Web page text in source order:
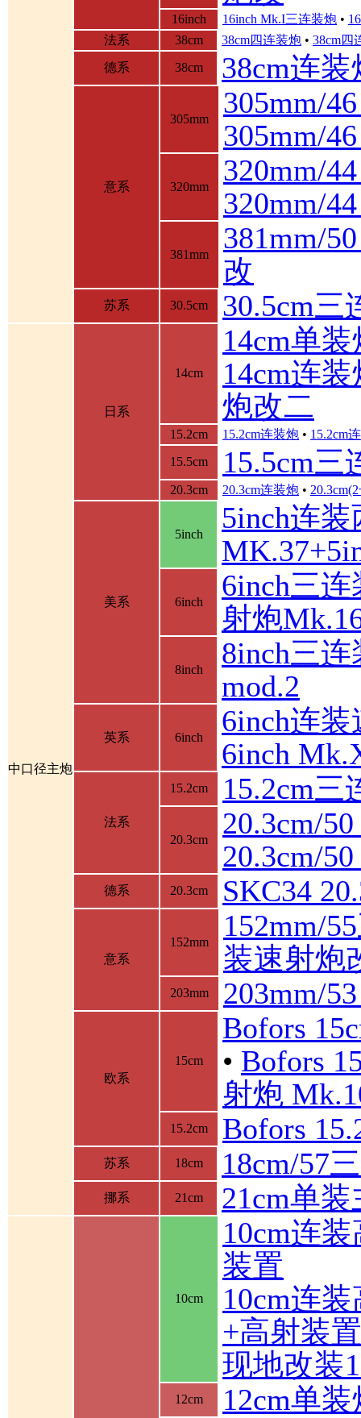
16inch 16inch Mk.I三连装炮 •
法系
38cm 38cm四连装炮 • 38cm四
德系
38cm 38cm连装
意系
305mm
305mm/
305mm/
320mm
320mm/
320mm/
381mm
381mm/
改
苏系 30.5cm 30.5cm三
中口径主炮
日系
14cm
14cm单装
14cm连装
炮改二
15.2cm 15.2cm连装炮 • 15.2cm
15.5cm
15.5cm三
20.3cm 20.3cm连装炮 •
美系
5inch
5inch连
6inch
6inch三
射炮
8inch
8inch三
mod.2
英系 6inch
6inch连
6inch
法系
15.2cm 15.2cm三
20.3cm
20.3cm/
20.3cm/
德系 20.3cm SKC34
意系
152mm
152mm/
装速射炮
203mm 203mm/
欧系
15cm
Bofors
• Bofors
射炮
15.2cm Bofors
苏系 18cm 18cm/57
挪系 21cm 21cm单装
10cm
10cm连
装置
10cm连
+高射装
现地改装
12cm 12cm单装